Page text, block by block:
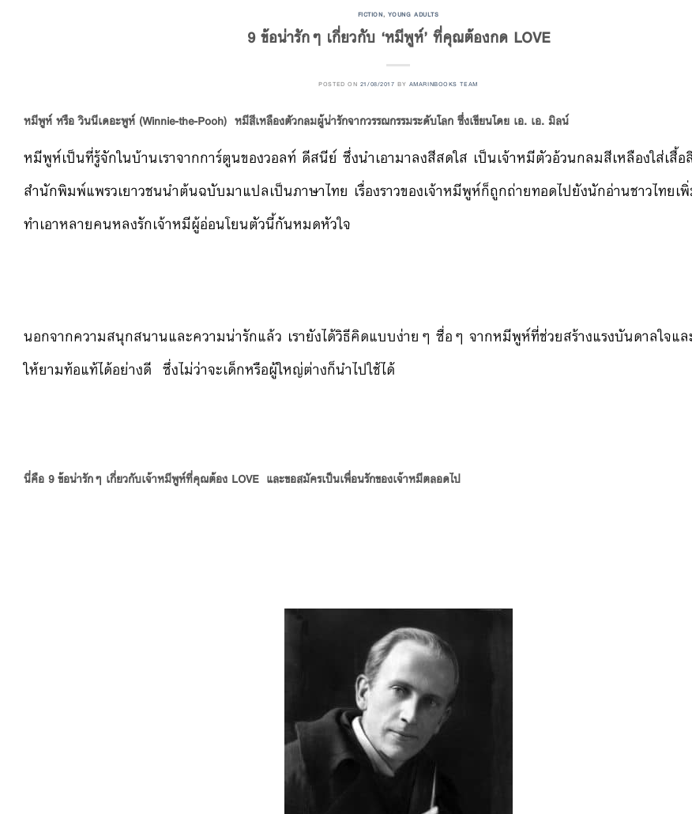
FICTION, YOUNG ADULTS
9 ข้อน่ารักๆ เกี่ยวกับ ‘หมีพูห์’ ที่คุณต้องกด LOVE
POSTED ON 21/08/2017 BY AMARINBOOKS TEAM
หมีพูห์ หรือ วินนีเดอะพูห์ (Winnie-the-Pooh) หมีสีเหลืองตัวกลมผู้น่ารักจากวรรณกรรมระดับโลก ซึ่งเขียนโดย เอ. เอ. มิลน์
หมีพูห์เป็นที่รู้จักในบ้านเราจากการ์ตูนของวอลท์ ดีสนีย์ ซึ่งนำเอามาลงสีสดใส เป็นเจ้าหมีตัวอ้วนกลมสีเหลืองใส่เสื้
สำนักพิมพ์แพรวเยาวชนนำต้นฉบับมาแปลเป็นภาษาไทย เรื่องราวของเจ้าหมีพูห์ก็ถูกถ่ายทอดไปยังนักอ่านชาวไทย
ทำเอาหลายคนหลงรักเจ้าหมีผู้อ่อนโยนตัวนี้กันหมดหัวใจ
นอกจากความสนุกสนานและความน่ารักแล้ว เรายังได้วิธีคิดแบบง่ายๆ ซื่อๆ จากหมีพูห์ที่ช่วยสร้างแรงบันดาลใจแล
ให้ยามท้อแท้ได้อย่างดี ซึ่งไม่ว่าจะเด็กหรือผู้ใหญ่ต่างก็นำไปใช้ได้
นี่คือ 9 ข้อน่ารักๆ เกี่ยวกับเจ้าหมีพูห์ที่คุณต้อง LOVE และขอสมัครเป็นเพื่อนรักของเจ้าหมีตลอดไป